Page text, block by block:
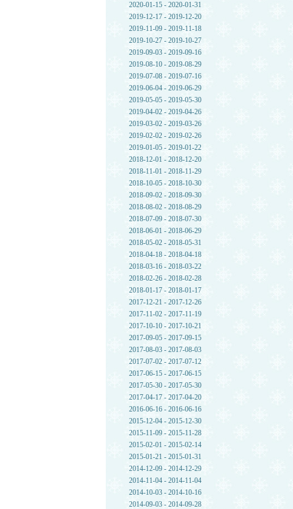
2020-01-15 - 2020-01-31
2019-12-17 - 2019-12-20
2019-11-09 - 2019-11-18
2019-10-27 - 2019-10-27
2019-09-03 - 2019-09-16
2019-08-10 - 2019-08-29
2019-07-08 - 2019-07-16
2019-06-04 - 2019-06-29
2019-05-05 - 2019-05-30
2019-04-02 - 2019-04-26
2019-03-02 - 2019-03-26
2019-02-02 - 2019-02-26
2019-01-05 - 2019-01-22
2018-12-01 - 2018-12-20
2018-11-01 - 2018-11-29
2018-10-05 - 2018-10-30
2018-09-02 - 2018-09-30
2018-08-02 - 2018-08-29
2018-07-09 - 2018-07-30
2018-06-01 - 2018-06-29
2018-05-02 - 2018-05-31
2018-04-18 - 2018-04-18
2018-03-16 - 2018-03-22
2018-02-26 - 2018-02-28
2018-01-17 - 2018-01-17
2017-12-21 - 2017-12-26
2017-11-02 - 2017-11-19
2017-10-10 - 2017-10-21
2017-09-05 - 2017-09-15
2017-08-03 - 2017-08-03
2017-07-02 - 2017-07-12
2017-06-15 - 2017-06-15
2017-05-30 - 2017-05-30
2017-04-17 - 2017-04-20
2016-06-16 - 2016-06-16
2015-12-04 - 2015-12-30
2015-11-09 - 2015-11-28
2015-02-01 - 2015-02-14
2015-01-21 - 2015-01-31
2014-12-09 - 2014-12-29
2014-11-04 - 2014-11-04
2014-10-03 - 2014-10-16
2014-09-03 - 2014-09-28